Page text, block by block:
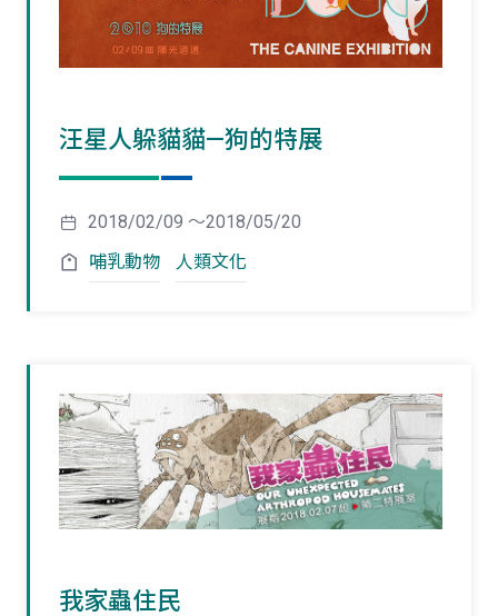
汪星人躲貓貓—狗的特展
2018/02/09 ～2018/05/20
哺乳動物
人類文化
我家蟲住民